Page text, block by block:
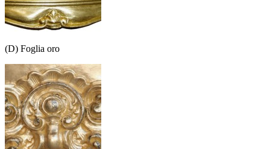
(D) Foglia oro